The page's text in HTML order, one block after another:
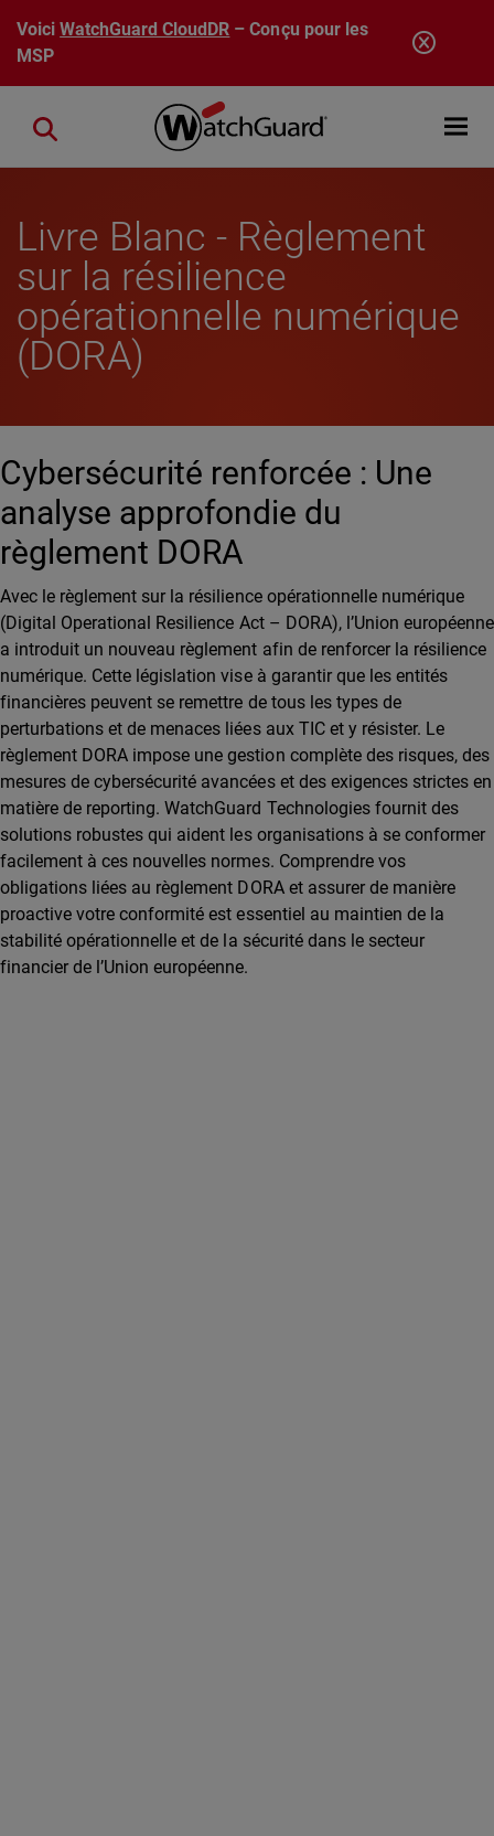
Aller au contenu principal
VoiciWatchGuard CloudDR – Conçu pour les
MSP
Open
Close search
Livre Blanc - Règlement
sur la résilience
opérationnelle numérique
(DORA)
Cybersécurité renforcée : Une
analyse approfondie du
règlement DORA
Avec le règlement sur la résilience opérationnelle numérique
(Digital Operational Resilience Act – DORA), l’Union européenne
a introduit un nouveau règlement afin de renforcer la résilience
numérique. Cette législation vise à garantir que les entités
financières peuvent se remettre de tous les types de
perturbations et de menaces liées aux TIC et y résister. Le
règlement DORA impose une gestion complète des risques, des
mesures de cybersécurité avancées et des exigences strictes en
matière de reporting. WatchGuard Technologies fournit des
solutions robustes qui aident les organisations à se conformer
facilement à ces nouvelles normes. Comprendre vos
obligations liées au règlement DORA et assurer de manière
proactive votre conformité est essentiel au maintien de la
stabilité opérationnelle et de la sécurité dans le secteur
financier de l’Union européenne.